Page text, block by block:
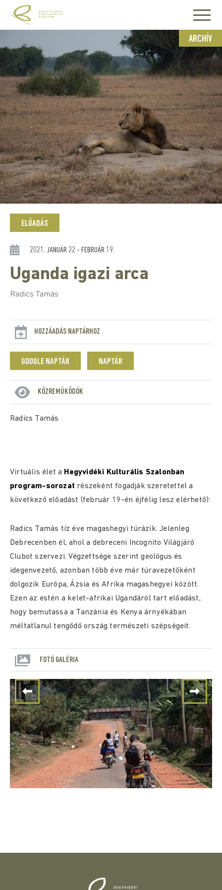
ARCHÍV
ELŐADÁS
2021. JANUÁR 22 - FEBRUÁR 19.
Uganda igazi arca
Radics Tamás
HOZZÁADÁS NAPTÁRHOZ
GOOGLE NAPTÁR NAPTÁR
KÖZREMŰKÖDŐK
Radics Tamás
Virtuális élet a Hegyvidéki Kulturális Szalonban
program-sorozat részeként fogadják szeretettel a
következő előadást (február 19-én éjfélig lesz elérhető):
Radics Tamás tíz éve magashegyi túrázik. Jelenleg
Debrecenben él, ahol a debreceni Incognito Világjáró
Clubot szervezi. Végzettsége szerint geológus és
idegenvezető, azonban több éve már túravezetőként
dolgozik Európa, Ázsia és Afrika magashegyei között.
Ezen az estén a kelet-afrikai Ugandáról tart előadást,
hogy bemutassa a Tanzánia és Kenya árnyékában
méltatlanul tengődő ország természeti szépségeit.
FOTÓ GALÉRIA